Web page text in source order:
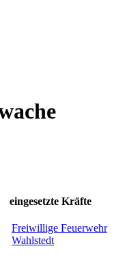
eingesetzte Kräfte
Freiwillige Feuerwehr
Wahlstedt